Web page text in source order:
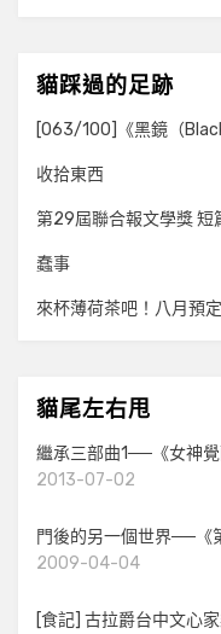
貓踩過的足跡
[063/100]《黑鏡（
收拾東西
第29屆聯合報文學獎 短
蠢事
來杯薄荷茶吧！八月預
貓尾左右甩
繼承三部曲1──《女神覺
2013-07-02
門後的另一個世界──《
2009-04-04
[食記] 古拉爵台中文心